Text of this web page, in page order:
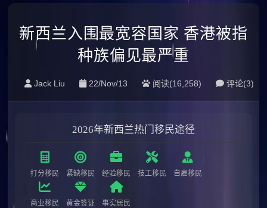
新西兰入围最宽容国家 香港被指
种族偏见最严重
Jack Liu 22/Nov/13 阅读(16,258) 评论(3)
2026年新西兰热门移民途径
打分移民 紧缺移民 经验移民 技工移民 自雇移民
商业移民 黄金签证 事实居民